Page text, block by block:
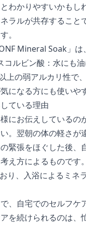
わかりやすいかも
ラルが共存するこ
。
Mineral Soak」
コルビン酸：水にも
上の弱アルカリ性で
になる方にも使いや
ている理由
にお伝えしている
。翌朝の体の軽さが
緊張をほぐした後
え方によるもので
り、入浴によるミ
、自宅でのセルフ
を続けられるのは